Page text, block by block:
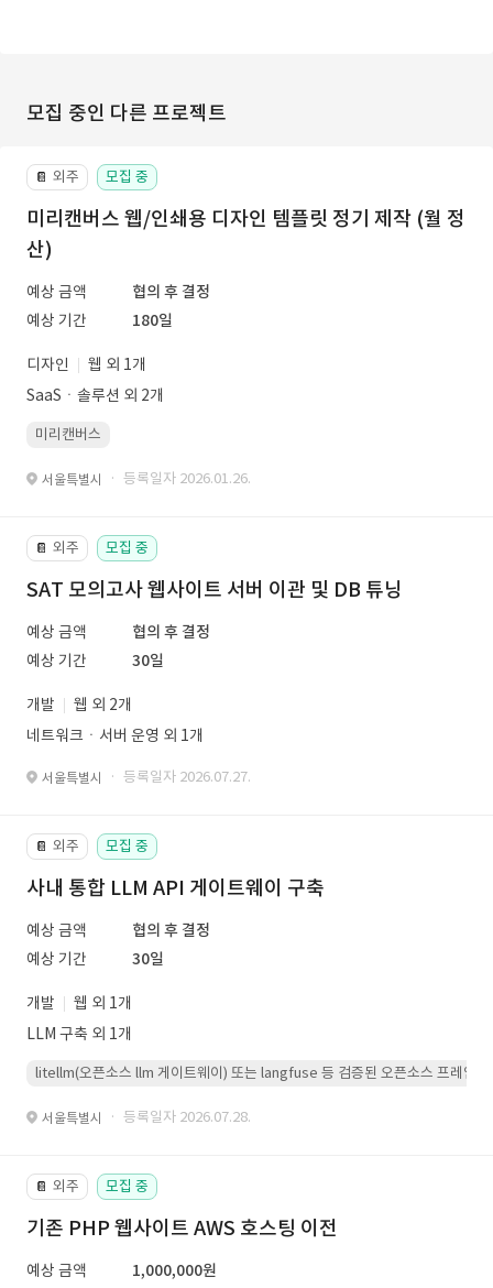
모집 중인 다른 프로젝트
📔 외주 모집 중
미리캔버스 웹/인쇄용 디자인 템플릿 정기 제작 (월 정
산)
예상 금액
협의 후 결정
예상 기간
180일
디자인
웹 외 1개
SaaSㆍ솔루션 외 2개
미리캔버스
서울특별시 · 등록일자 2026.01.26.
📔 외주 모집 중
SAT 모의고사 웹사이트 서버 이관 및 DB 튜닝
예상 금액
협의 후 결정
예상 기간
30일
개발
웹 외 2개
네트워크ㆍ서버 운영 외 1개
서울특별시 · 등록일자 2026.07.27.
📔 외주 모집 중
사내 통합 LLM API 게이트웨이 구축
예상 금액
협의 후 결정
예상 기간
30일
개발
웹 외 1개
LLM 구축 외 1개
litellm(오픈소스 llm 게이트웨이) 또는 langfuse 등 검증된 오픈소스 프레임워
서울특별시 · 등록일자 2026.07.28.
📔 외주 모집 중
기존 PHP 웹사이트 AWS 호스팅 이전
예상 금액
1,000,000원